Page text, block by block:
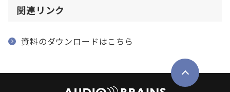
関連リンク
資料のダウンロードはこちら